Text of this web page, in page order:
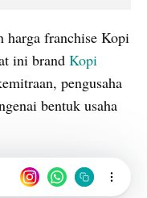
harga franchise Kopi
ini brand Kopi
pengusaha
zuzuzu054